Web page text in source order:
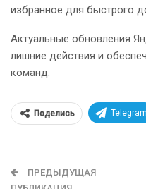
избранное для быстрого
Актуальные обновления
лишние действия и
команд.
Поделись Telegram
ПРЕДЫДУЩАЯ